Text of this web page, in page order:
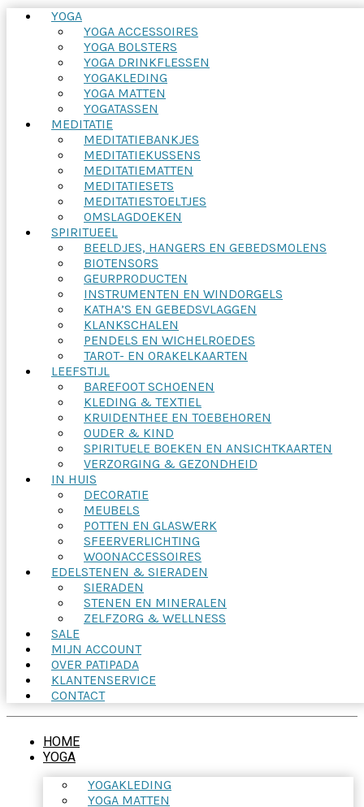
YOGA
YOGA ACCESSOIRES
YOGA BOLSTERS
YOGA DRINKFLESSEN
YOGAKLEDING
YOGA MATTEN
YOGATASSEN
MEDITATIE
MEDITATIEBANKJES
MEDITATIEKUSSENS
MEDITATIEMATTEN
MEDITATIESETS
MEDITATIESTOELTJES
OMSLAGDOEKEN
SPIRITUEEL
BEELDJES, HANGERS EN GEBEDSMOLENS
BIOTENSORS
GEURPRODUCTEN
INSTRUMENTEN EN WINDORGELS
KATHA’S EN GEBEDSVLAGGEN
KLANKSCHALEN
PENDELS EN WICHELROEDES
TAROT- EN ORAKELKAARTEN
LEEFSTIJL
BAREFOOT SCHOENEN
KLEDING & TEXTIEL
KRUIDENTHEE EN TOEBEHOREN
OUDER & KIND
SPIRITUELE BOEKEN EN ANSICHTKAARTEN
VERZORGING & GEZONDHEID
IN HUIS
DECORATIE
MEUBELS
POTTEN EN GLASWERK
SFEERVERLICHTING
WOONACCESSOIRES
EDELSTENEN & SIERADEN
SIERADEN
STENEN EN MINERALEN
ZELFZORG & WELLNESS
SALE
MIJN ACCOUNT
OVER PATIPADA
KLANTENSERVICE
CONTACT
HOME
YOGA
YOGAKLEDING
YOGA MATTEN